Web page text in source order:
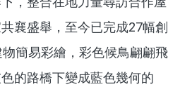
襄盛舉，至今已完成27幅創
簡易彩繪，彩色候鳥翩翩飛
的路橋下變成藍色幾何的